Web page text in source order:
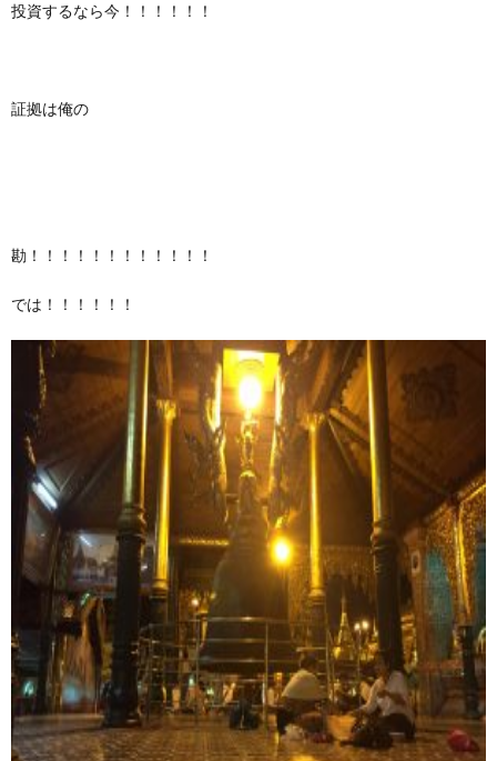
投資するなら今！！！！！！
証拠は俺の
勘！！！！！！！！！！！！
では！！！！！！